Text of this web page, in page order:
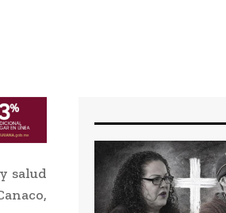
salud